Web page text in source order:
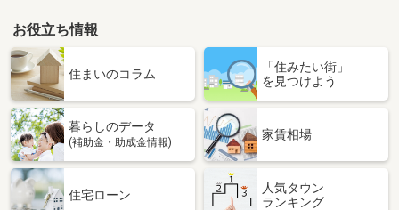
山口県下松市清瀬町２丁目
価 格
6.90万円
山口県下松市清瀬町２丁目
専有面積 32.8m²
間取り
山口県岩国市玖珂町
お役立ち情報
住まいのコラム
「住みたい街」
を見つけよう
暮らしのデータ
(補助金・助成金情報)
家賃相場
住宅ローン
人気タウン
ランキング